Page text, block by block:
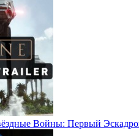
Войны: Первый